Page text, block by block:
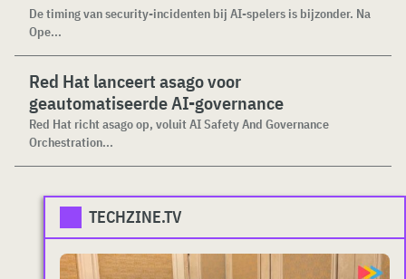
De timing van security-incidenten bij AI-spelers is bijzonder. Na
Ope...
Red Hat lanceert asago voor
geautomatiseerde AI-governance
Red Hat richt asago op, voluit AI Safety And Governance
Orchestration...
TECHZINE.TV